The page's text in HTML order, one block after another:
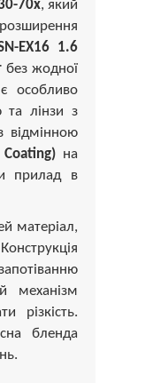
70x, який
EX16 1.6
без жодної
особливо
та лінзи з
відмінною
на
прилад в
матеріал,
механізм
різкість.
бленда